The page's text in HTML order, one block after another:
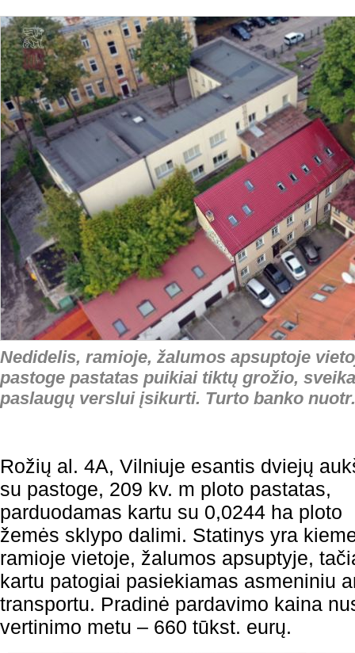
Nedidelis, ramioje, žalumos apsuptoje
pastoge pastatas puikiai tiktų grožio,
paslaugų verslui įsikurti. Turto banko nuotr.
Rožių al. 4A, Vilniuje esantis dviejų
su pastoge, 209 kv. m ploto pastatas,
parduodamas kartu su 0,0244 ha ploto
žemės sklypo dalimi. Statinys yra
ramioje vietoje, žalumos apsuptyje,
kartu patogiai pasiekiamas asmeniniu
transportu. Pradinė pardavimo kaina
vertinimo metu – 660 tūkst. eurų.